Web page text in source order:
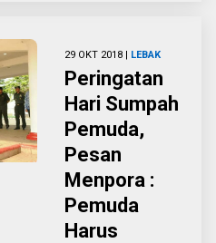
29 OKT 2018 | LEBAK
Peringatan
Hari Sumpah
Pemuda,
Pesan
Menpora :
Pemuda
Harus